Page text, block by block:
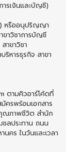
รเงินและบัญชี)
หรืออนุปริญญา
าวิชาการบัญชี
าขาวิชา
ริหารธุรกิจ สาขา
ตามคิวอาร์โค้ดที่
ครพร้อมเอกสาร
ณภาพชีวิต สำนัก
ลประทาน ถนน
คร ในวันและเวลา